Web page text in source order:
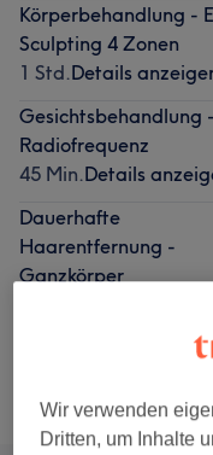
Körperbehandlung -
Sculpting 4 Zonen
1 Std.Details
Gesichtsbehandlung -
Radiofrequenz
45 Min.Details
Dauerhafte
Haarentfernung -
Ganzkörper
Alle Services
Wir verwenden
Dritten, um Inhalte